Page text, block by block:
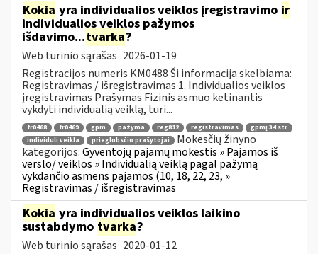
Kokia yra individualios veiklos įregistravimo ir
individualios veiklos pažymos
išdavimo...tvarka?
Web turinio sąrašas 2026-01-19
Registracijos numeris KM0488 Ši informacija skelbiama:
Registravimas / išregistravimas 1. Individualios veiklos
įregistravimas Prašymas Fizinis asmuo ketinantis
vykdyti individualią veiklą, turi...
fr0468 fr0469 gpm pažyma reg812 registravimas
gpmį 34 str
individuli veikla
prieglobsčio prašytojai
Mokesčių žinyno
kategorijos:Gyventojų pajamų mokestis » Pajamos iš
verslo/ veiklos » Individualią veiklą pagal pažymą
vykdančio asmens pajamos (10, 18, 22, 23, »
Registravimas / išregistravimas
Kokia yra individualios veiklos laikino
sustabdymo tvarka?
Web turinio sąrašas 2020-01-12